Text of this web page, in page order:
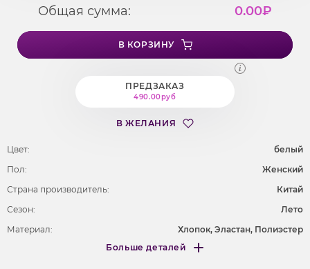
Общая сумма:
0.00₽
В КОРЗИНУ
ПРЕДЗАКАЗ
490.00руб
В ЖЕЛАНИЯ
Цвет:
белый
Пол:
Женский
Страна производитель:
Китай
Сезон:
Лето
Материал:
Хлопок, Эластан, Полиэстер
Больше деталей
Меньше деталей